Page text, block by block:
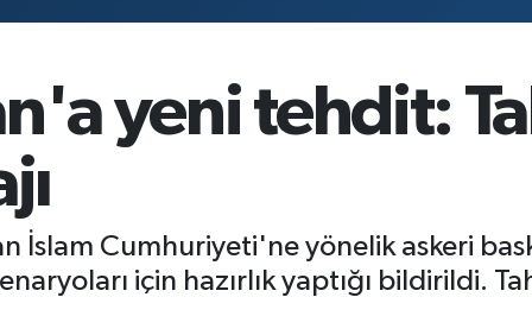
yeni tehdit:
İslam Cumhuriyeti'ne yönelik askeri
için hazırlık yaptığı bildirildi.